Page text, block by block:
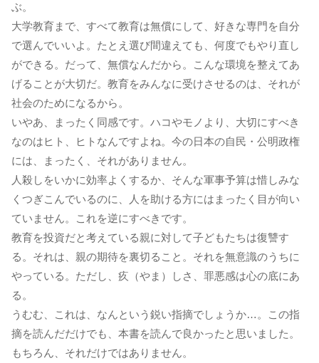
ぶ。
大学教育まで、すべて教育は無償にして、好きな専門を自分
で選んでいいよ。たとえ選び間違えても、何度でもやり直し
ができる。だって、無償なんだから。こんな環境を整えてあ
げることが大切だ。教育をみんなに受けさせるのは、それが
社会のためになるから。
いやあ、まったく同感です。ハコやモノより、大切にすべき
なのはヒト、ヒトなんですよね。今の日本の自民・公明政権
には、まったく、それがありません。
人殺しをいかに効率よくするか、そんな軍事予算は惜しみな
くつぎこんでいるのに、人を助ける方にはまったく目が向い
ていません。これを逆にすべきです。
教育を投資だと考えている親に対して子どもたちは復讐す
る。それは、親の期待を裏切ること。それを無意識のうちに
やっている。ただし、疚（やま）しさ、罪悪感は心の底にあ
る。
うむむ、これは、なんという鋭い指摘でしょうか…。この指
摘を読んだだけでも、本書を読んで良かったと思いました。
もちろん、それだけではありません。